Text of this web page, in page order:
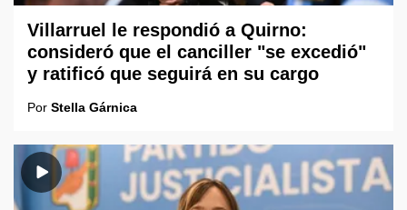
Villarruel le respondió a Quirno:
consideró que el canciller "se excedió"
y ratificó que seguirá en su cargo
Por Stella Gárnica